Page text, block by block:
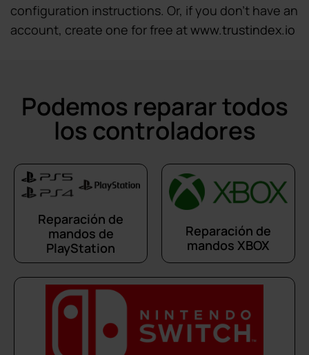
configuration instructions. Or, if you don't have an
account, create one for free atwww.trustindex.io
Podemos reparar todos
los controladores
Reparación de
mandos de
PlayStation
Reparación de
mandos XBOX